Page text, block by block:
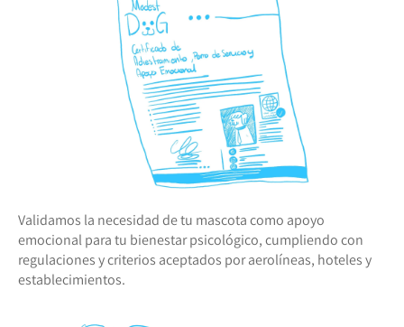
Validamos la necesidad de tu mascota como apoyo
emocional para tu bienestar psicológico, cumpliendo con
regulaciones y criterios aceptados por aerolíneas, hoteles y
establecimientos.